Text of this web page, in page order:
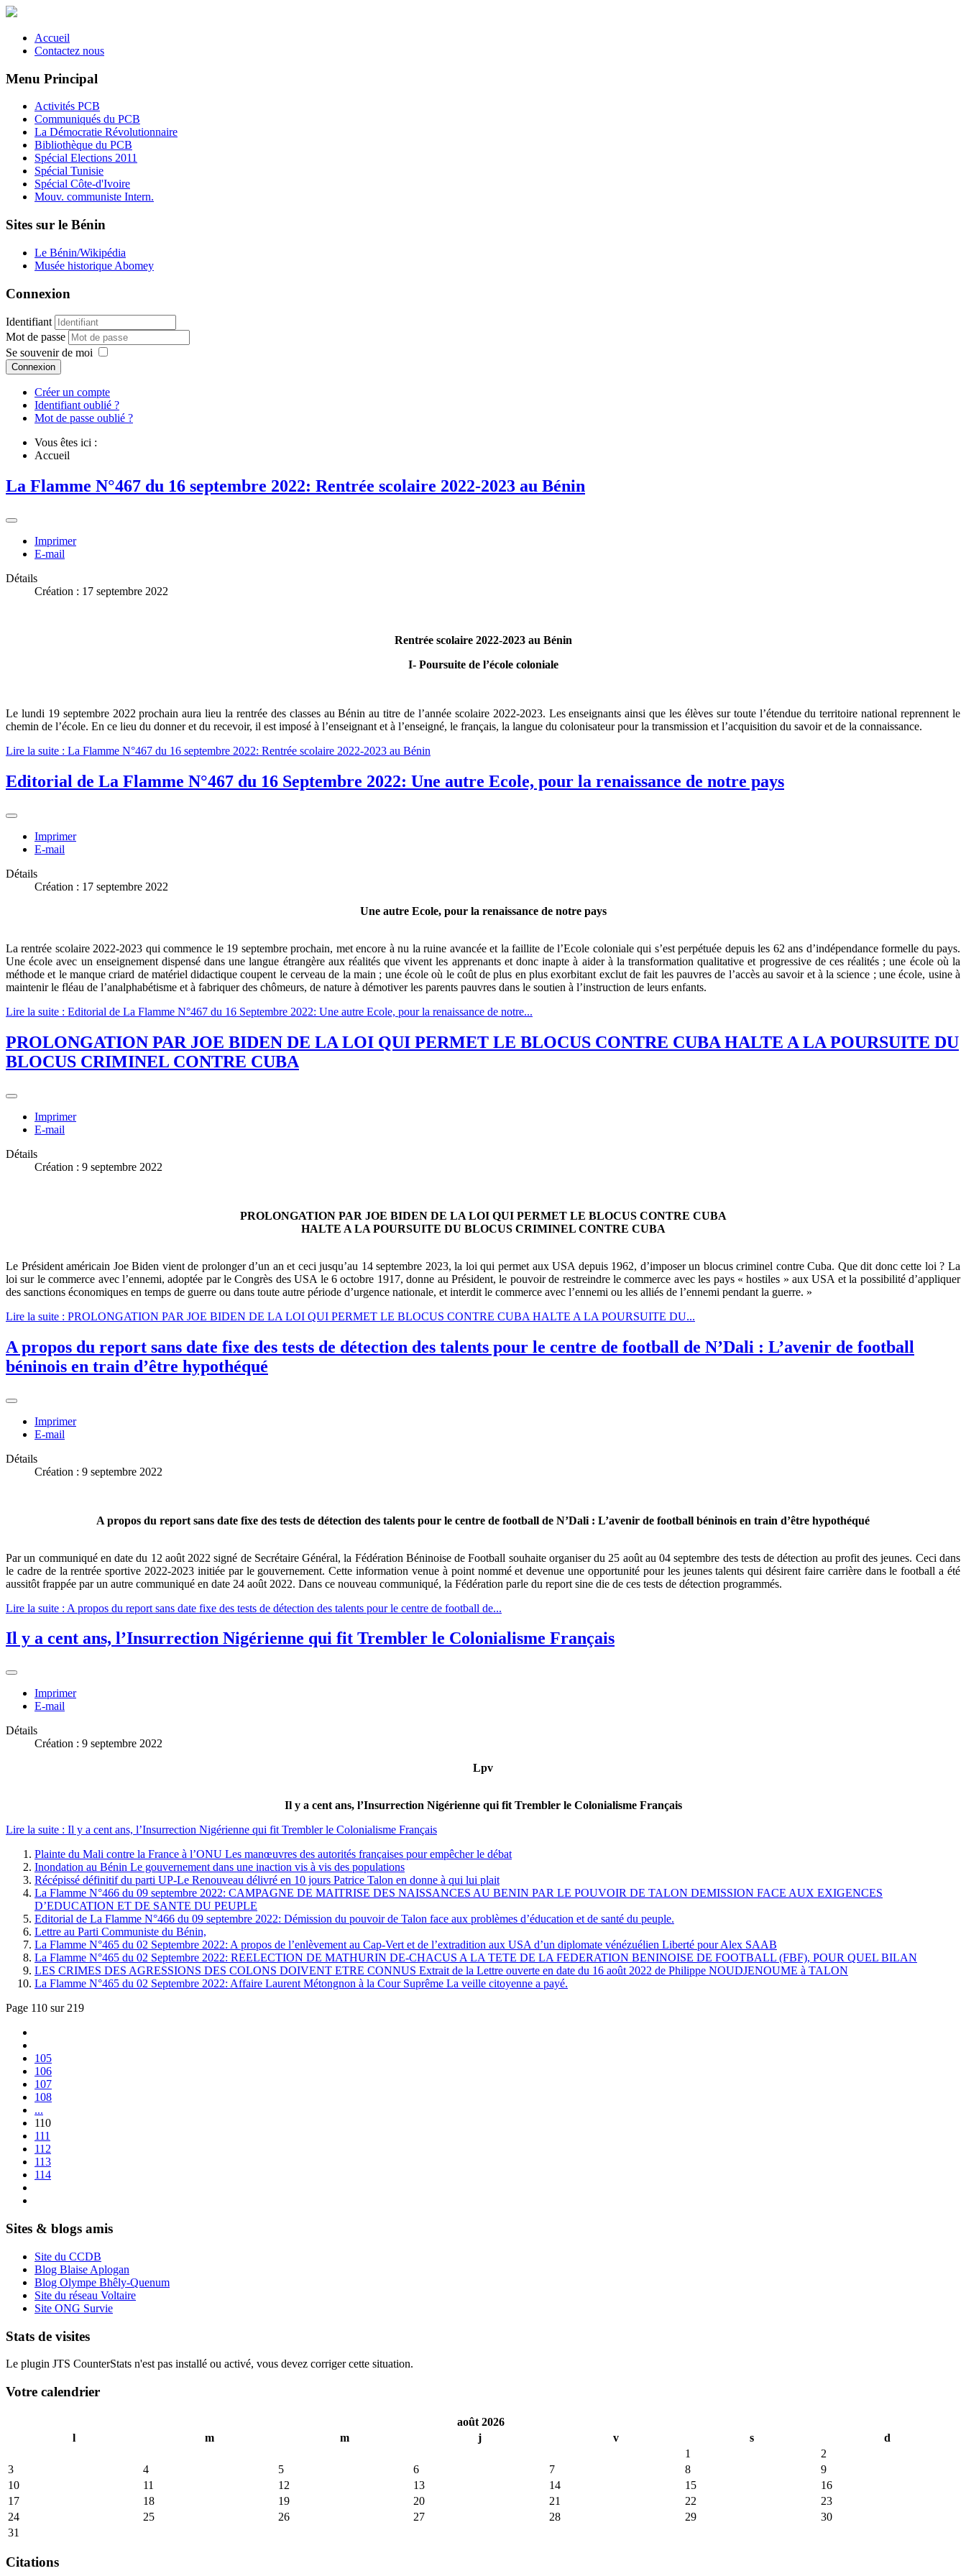
Accueil
Contactez nous
Menu Principal
Activités PCB
Communiqués du PCB
La Démocratie Révolutionnaire
Bibliothèque du PCB
Spécial Elections 2011
Spécial Tunisie
Spécial Côte-d'Ivoire
Mouv. communiste Intern.
Sites sur le Bénin
Le Bénin/Wikipédia
Musée historique Abomey
Connexion
Identifiant
Mot de passe
Se souvenir de moi
Connexion
Créer un compte
Identifiant oublié ?
Mot de passe oublié ?
Vous êtes ici :
Accueil
La Flamme N°467 du 16 septembre 2022: Rentrée scolaire 2022-2023 au Bénin
Imprimer
E-mail
Détails
Création : 17 septembre 2022
Rentrée scolaire 2022-2023 au Bénin
I- Poursuite de l’école coloniale
Le lundi 19 septembre 2022 prochain aura lieu la rentrée des classes au Bénin au titre de l’année scolaire 2022-2023. Les enseignants ainsi que les élèves sur toute l’étendue du territoire national reprennent le
chemin de l’école. En ce lieu du donner et du recevoir, il est imposé à l’enseignant et à l’enseigné, le français, la langue du colonisateur pour la transmission et l’acquisition du savoir et de la connaissance.
Lire la suite : La Flamme N°467 du 16 septembre 2022: Rentrée scolaire 2022-2023 au Bénin
Editorial de La Flamme N°467 du 16 Septembre 2022: Une autre Ecole, pour la renaissance de notre pays
Imprimer
E-mail
Détails
Création : 17 septembre 2022
Une autre Ecole, pour la renaissance de notre pays
La rentrée scolaire 2022-2023 qui commence le 19 septembre prochain, met encore à nu la ruine avancée et la faillite de l’Ecole coloniale qui s’est perpétuée depuis les 62 ans d’indépendance formelle du pays.
Une école avec un enseignement dispensé dans une langue étrangère aux réalités que vivent les apprenants et donc inapte à aider à la transformation qualitative et progressive de ces réalités ; une école où la
méthode et le manque criard de matériel didactique coupent le cerveau de la main ; une école où le coût de plus en plus exorbitant exclut de fait les pauvres de l’accès au savoir et à la science ; une école, usine à
maintenir le fléau de l’analphabétisme et à fabriquer des chômeurs, de nature à démotiver les parents pauvres dans le soutien à l’instruction de leurs enfants.
Lire la suite : Editorial de La Flamme N°467 du 16 Septembre 2022: Une autre Ecole, pour la renaissance de notre...
PROLONGATION PAR JOE BIDEN DE LA LOI QUI PERMET LE BLOCUS CONTRE CUBA HALTE A LA POURSUITE DU
BLOCUS CRIMINEL CONTRE CUBA
Imprimer
E-mail
Détails
Création : 9 septembre 2022
PROLONGATION PAR JOE BIDEN DE LA LOI QUI PERMET LE BLOCUS CONTRE CUBA
HALTE A LA POURSUITE DU BLOCUS CRIMINEL CONTRE CUBA
Le Président américain Joe Biden vient de prolonger d’un an et ceci jusqu’au 14 septembre 2023, la loi qui permet aux USA depuis 1962, d’imposer un blocus criminel contre Cuba. Que dit donc cette loi ? La
loi sur le commerce avec l’ennemi, adoptée par le Congrès des USA le 6 octobre 1917, donne au Président, le pouvoir de restreindre le commerce avec les pays « hostiles » aux USA et la possibilité d’appliquer
des sanctions économiques en temps de guerre ou dans toute autre période d’urgence nationale, et interdit le commerce avec l’ennemi ou les alliés de l’ennemi pendant la guerre. »
Lire la suite : PROLONGATION PAR JOE BIDEN DE LA LOI QUI PERMET LE BLOCUS CONTRE CUBA HALTE A LA POURSUITE DU...
A propos du report sans date fixe des tests de détection des talents pour le centre de football de N’Dali : L’avenir de football
béninois en train d’être hypothéqué
Imprimer
E-mail
Détails
Création : 9 septembre 2022
A propos du report sans date fixe des tests de détection des talents pour le centre de football de N’Dali : L’avenir de football béninois en train d’être hypothéqué
Par un communiqué en date du 12 août 2022 signé de Secrétaire Général, la Fédération Béninoise de Football souhaite organiser du 25 août au 04 septembre des tests de détection au profit des jeunes. Ceci dans
le cadre de la rentrée sportive 2022-2023 initiée par le gouvernement. Cette information venue à point nommé et devenue une opportunité pour les jeunes talents qui désirent faire carrière dans le football a été
aussitôt frappée par un autre communiqué en date 24 août 2022. Dans ce nouveau communiqué, la Fédération parle du report sine die de ces tests de détection programmés.
Lire la suite : A propos du report sans date fixe des tests de détection des talents pour le centre de football de...
Il y a cent ans, l’Insurrection Nigérienne qui fit Trembler le Colonialisme Français
Imprimer
E-mail
Détails
Création : 9 septembre 2022
Lpv
Il y a cent ans, l’Insurrection Nigérienne qui fit Trembler le Colonialisme Français
Lire la suite : Il y a cent ans, l’Insurrection Nigérienne qui fit Trembler le Colonialisme Français
Plainte du Mali contre la France à l’ONU Les manœuvres des autorités françaises pour empêcher le débat
Inondation au Bénin Le gouvernement dans une inaction vis à vis des populations
Récépissé définitif du parti UP-Le Renouveau délivré en 10 jours Patrice Talon en donne à qui lui plait
La Flamme N°466 du 09 septembre 2022: CAMPAGNE DE MAITRISE DES NAISSANCES AU BENIN PAR LE POUVOIR DE TALON DEMISSION FACE AUX EXIGENCES
D’EDUCATION ET DE SANTE DU PEUPLE
Editorial de La Flamme N°466 du 09 septembre 2022: Démission du pouvoir de Talon face aux problèmes d’éducation et de santé du peuple.
Lettre au Parti Communiste du Bénin,
La Flamme N°465 du 02 Septembre 2022: A propos de l’enlèvement au Cap-Vert et de l’extradition aux USA d’un diplomate vénézuélien Liberté pour Alex SAAB
La Flamme N°465 du 02 Septembre 2022: REELECTION DE MATHURIN DE-CHACUS A LA TETE DE LA FEDERATION BENINOISE DE FOOTBALL (FBF), POUR QUEL BILAN
LES CRIMES DES AGRESSIONS DES COLONS DOIVENT ETRE CONNUS Extrait de la Lettre ouverte en date du 16 août 2022 de Philippe NOUDJENOUME à TALON
La Flamme N°465 du 02 Septembre 2022: Affaire Laurent Métongnon à la Cour Suprême La veille citoyenne a payé.
Page 110 sur 219
105
106
107
108
...
110
111
112
113
114
Sites & blogs amis
Site du CCDB
Blog Blaise Aplogan
Blog Olympe Bhêly-Quenum
Site du réseau Voltaire
Site ONG Survie
Stats de visites
Le plugin JTS CounterStats n'est pas installé ou activé, vous devez corriger cette situation.
Votre calendrier
août 2026
l
m m j v s
d
1
2
3
4 5 6 7 8
9
10
11 12 13 14 15
16
17
18 19 20 21 22
23
24
25 26 27 28 29
30
31
Citations